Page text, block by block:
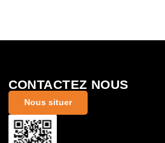
CONTACTEZ NOUS
Nous situer